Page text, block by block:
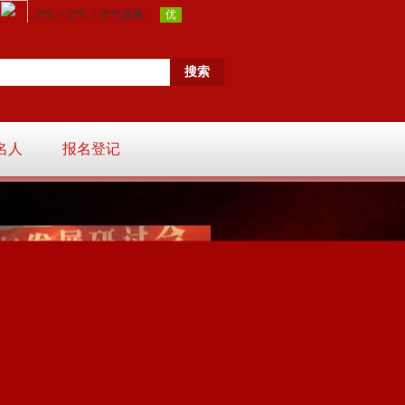
人 报名登记